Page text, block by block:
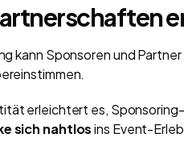
kann Sponsoren und
erleichtert es,
sich nahtlosins Event-